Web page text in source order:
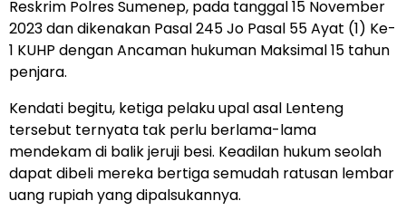
Reskrim Polres Sumenep, pada tanggal 15 November
2023 dan dikenakan Pasal 245 Jo Pasal 55 Ayat (1) Ke-
1 KUHP dengan Ancaman hukuman Maksimal 15 tahun
penjara.
Kendati begitu, ketiga pelaku upal asal Lenteng
tersebut ternyata tak perlu berlama-lama
mendekam di balik jeruji besi. Keadilan hukum seolah
dapat dibeli mereka bertiga semudah ratusan lembar
uang rupiah yang dipalsukannya.